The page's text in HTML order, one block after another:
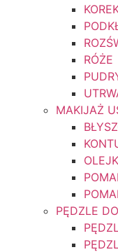
RÓŻE
MAKIJAŻ
PĘDZLE